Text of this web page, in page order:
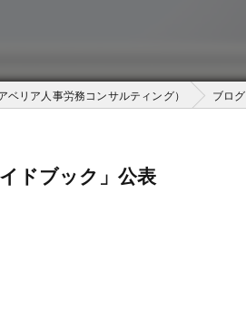
リア人事労務コンサルティング） ブログ
ドブック」公表